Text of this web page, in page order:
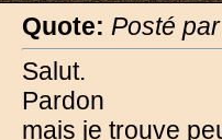
Quote: Posté
Salut.
Pardon
mais je trouve